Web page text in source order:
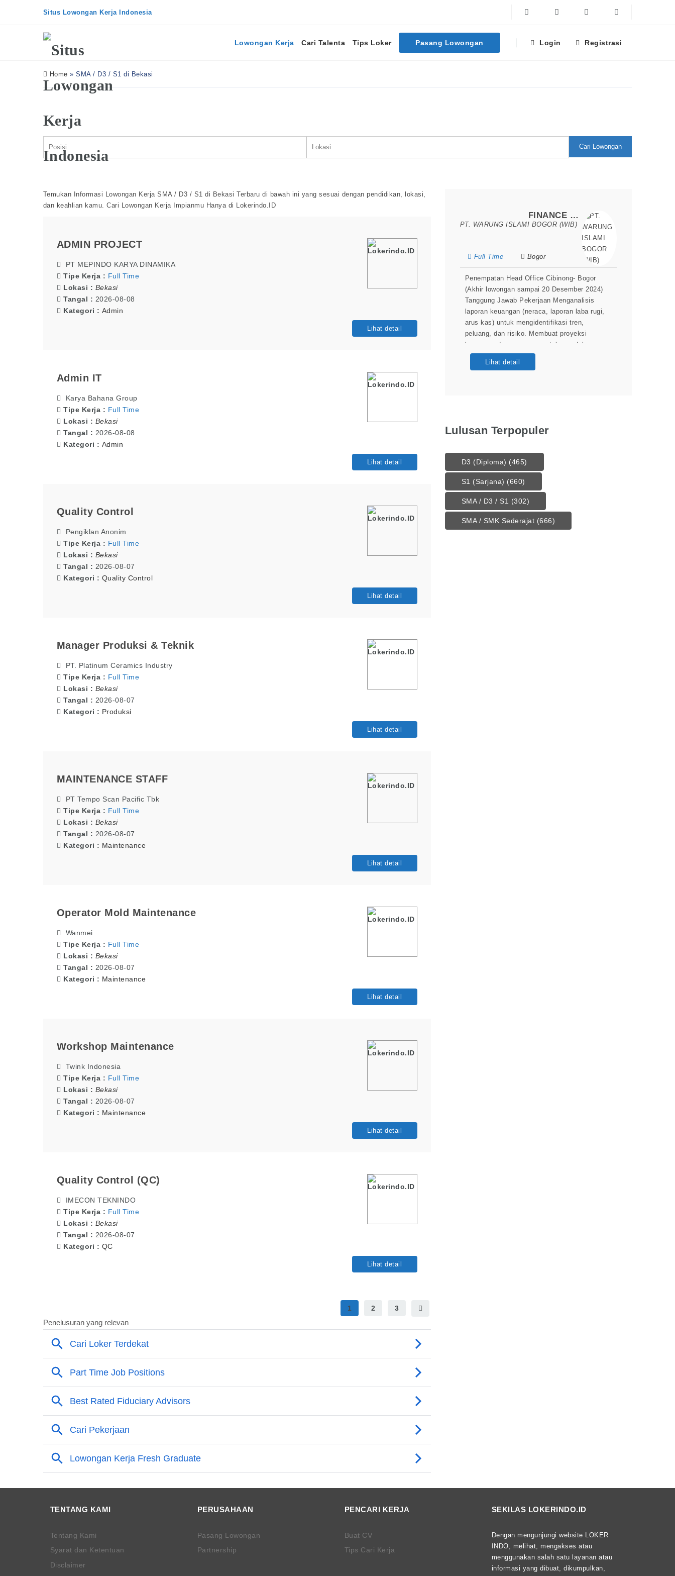
Situs Lowongan Kerja Indonesia Facebook Linkedin
Lowongan Kerja Cari Talenta Tips Loker Pasang Lowongan Login Registrasi
Home »SMA / D3 / S1 di Bekasi
Cari Lowongan
Temukan Informasi Lowongan Kerja SMA / D3 / S1 di Bekasi Terbaru di bawah ini yang sesuai dengan pendidikan, lokasi,
dan keahlian kamu. Cari Lowongan Kerja Impianmu Hanya di Lokerindo.ID
ADMIN PROJECT
PT MEPINDO KARYA DINAMIKA
Tipe Kerja : Full Time
Lokasi : Bekasi
Tangal : 2026-08-08
Kategori : Admin
Lihat detail
Admin IT
Karya Bahana Group
Tipe Kerja : Full Time
Lokasi : Bekasi
Tangal : 2026-08-08
Kategori : Admin
Lihat detail
Quality Control
Pengiklan Anonim
Tipe Kerja : Full Time
Lokasi : Bekasi
Tangal : 2026-08-07
Kategori : Quality Control
Lihat detail
Manager Produksi & Teknik
PT. Platinum Ceramics Industry
Tipe Kerja : Full Time
Lokasi : Bekasi
Tangal : 2026-08-07
Kategori : Produksi
Lihat detail
MAINTENANCE STAFF
PT Tempo Scan Pacific Tbk
Tipe Kerja : Full Time
Lokasi : Bekasi
Tangal : 2026-08-07
Kategori : Maintenance
Lihat detail
Operator Mold Maintenance
Wanmei
Tipe Kerja : Full Time
Lokasi : Bekasi
Tangal : 2026-08-07
Kategori : Maintenance
Lihat detail
Workshop Maintenance
Twink Indonesia
Tipe Kerja : Full Time
Lokasi : Bekasi
Tangal : 2026-08-07
Kategori : Maintenance
Lihat detail
Quality Control (QC)
IMECON TEKNINDO
Tipe Kerja : Full Time
Lokasi : Bekasi
Tangal : 2026-08-07
Kategori : QC
Lihat detail
1 2 3
FINANCE & DATA ANALYST
PT. WARUNG ISLAMI BOGOR (WIB)
Full Time Bogor
Penempatan Head Office Cibinong- Bogor
(Akhir lowongan sampai 20 Desember 2024)
Tanggung Jawab Pekerjaan Menganalisis
laporan keuangan (neraca, laporan laba rugi,
arus kas) untuk mengidentifikasi tren,
peluang, dan risiko. Membuat proyeksi
keuangan dan anggaran untuk mendukung
perencanaan perusahaan. Mengawasi kinerja
keuangan terhadap anggaran yang ditetapkan
Lihat detail
Lulusan Terpopuler
D3 (Diploma) (465)
S1 (Sarjana) (660)
SMA / D3 / S1 (302)
SMA / SMK Sederajat (666)
TENTANG KAMI
Tentang Kami
Syarat dan Ketentuan
Disclaimer
PERUSAHAAN
Pasang Lowongan
Partnership
PENCARI KERJA
Buat CV
Tips Cari Kerja
SEKILAS LOKERINDO.ID
Dengan mengunjungi website LOKER
INDO, melihat, mengakses atau
menggunakan salah satu layanan atau
informasi yang dibuat, dikumpulkan,